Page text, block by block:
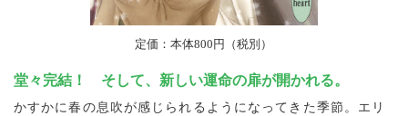
定価：本体800円（税別）
堂々完結！ そして、新しい運命の扉が開かれる。
かすかに春の息吹が感じられるようになってきた季節。エリ